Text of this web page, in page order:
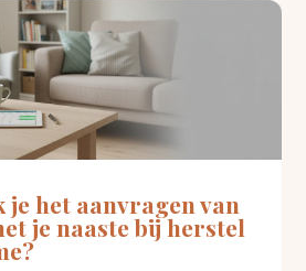
je het aanvragen van
je naaste bij herstel